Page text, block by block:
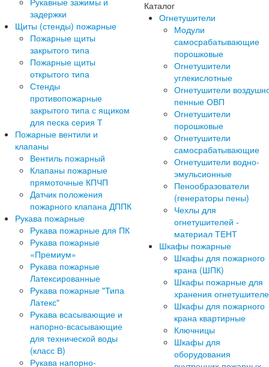
задержки
Щиты (стенды) пожарные
Пожарные щиты
закрытого типа
Пожарные щиты
открытого типа
Стенды
противопожарные
закрытого типа с ящиком
для песка серия Т
Пожарные вентили и
клапаны
Вентиль пожарный
Клапаны пожарные
прямоточные КПЧП
Датчик положения
пожарного клапана ДППК
Рукава пожарные
Рукава пожарные для ПК
Рукава пожарные
«Премиум»
Рукава пожарные
Латексированные
Рукава пожарные "Типа
Латекс"
Рукава всасывающие и
напорно-всасывающие
для технической воды
(класс В)
Рукава напорно-
Каталог
Огнетушители
Модули
самосрабатывающие
порошковые
Огнетушители
углекислотные
Огнетушители
пенные ОВП
Огнетушители
порошковые
Огнетушители
самосрабатывающие
Огнетушители водно-
эмульсионные
Пенообразователи
(генераторы пены)
Чехлы для
огнетушителей -
материал ТЕНТ
Шкафы пожарные
Шкафы для пожарного
крана (ШПК)
Шкафы пожарные для
хранения
Шкафы для пожарного
крана квартирные
Ключницы
Шкафы для
оборудования